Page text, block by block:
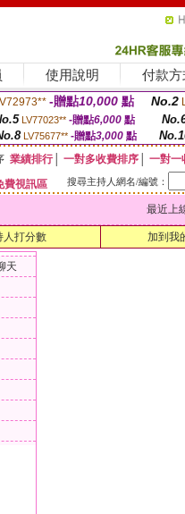
使用說明 付款方
-贈點10,000 點 No.2
LV77023** -贈點6,000點
LV75677** -贈點3,000點
業績排行│ 一對多收費排序
一對一
費視訊區 搜尋主持人網名/編號：
最近上
人打分數 加到我
天